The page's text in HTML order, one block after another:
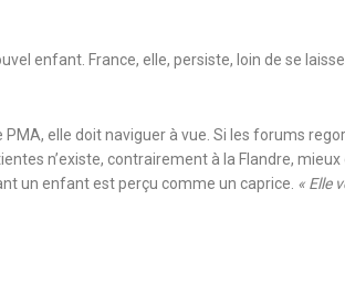
enfant. France, elle, persiste, loin de se
elle doit naviguer à vue. Si les forums
n’existe, contrairement à la Flandre, mieux
un enfant est perçu comme un caprice. « Elle